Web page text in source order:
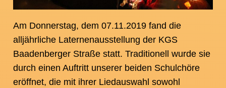
Am Donnerstag, dem 07.11.2019 fand die
alljährliche Laternenausstellung der KGS
Baadenberger Straße statt. Traditionell wurde sie
durch einen Auftritt unserer beiden Schulchöre
eröffnet, die mit ihrer Liedauswahl sowohl